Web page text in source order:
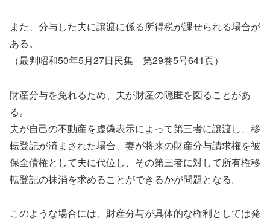
また、分与した夫に譲渡に係る所得税が課せられる場合が
ある。
（最判昭和50年5月27日民集 第29巻5号641頁）
財産分与を免れるため、夫が財産の隠匿を図ることがあ
る。
夫が自己の不動産を虚偽表示によって第三者に譲渡し、移
転登記が済まされた場合、妻が将来の財産分与請求権を被
保全債権として夫に代位し、その第三者に対して所有権移
転登記の抹消を求めることができるかが問題となる。
このような場合には、財産分与が具体的な権利としては発